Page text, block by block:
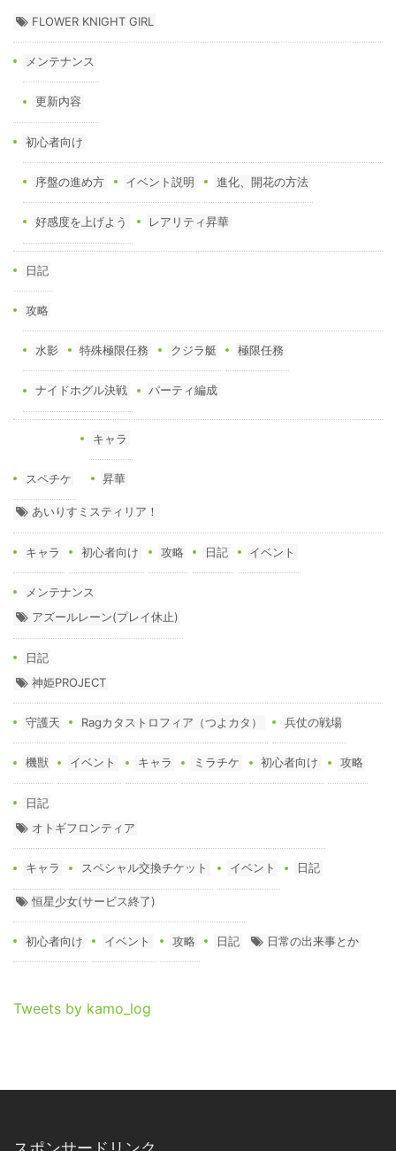
FLOWER KNIGHT GIRL
メンテナンス
更新内容
初心者向け
序盤の進め方 イベント説明 進化、開花の方法
好感度を上げよう レアリティ昇華
日記
攻略
水影 特殊極限任務 クジラ艇 極限任務
ナイドホグル決戦 パーティ編成
スペチケ
キャラ
昇華
あいりすミスティリア！
キャラ 初心者向け 攻略 日記 イベント
メンテナンス
アズールレーン(プレイ休止)
日記
神姫PROJECT
守護天 Ragカタストロフィア（つよカタ） 兵仗の戦場
機獣 イベント キャラ ミラチケ 初心者向け 攻略
日記
オトギフロンティア
キャラ スペシャル交換チケット イベント 日記
恒星少女(サービス終了)
初心者向け イベント 攻略 日記 日常の出来事とか
Tweets by kamo_log